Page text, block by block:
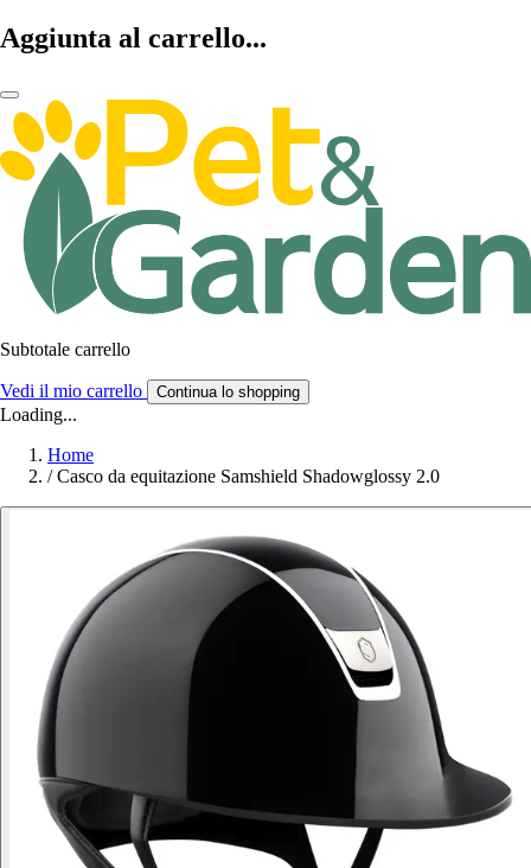
Aggiunta al carrello...
Subtotale carrello
Vedi il mio carrello Continua lo shopping
Loading...
Home
/ Casco da equitazione Samshield Shadowglossy 2.0